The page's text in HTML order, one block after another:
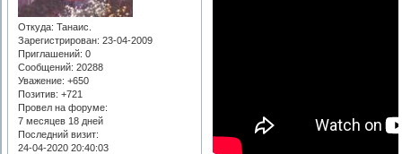
Откуда: Танаис.
Зарегистрирован: 23-04-2009
Приглашений: 0
Сообщений: 20288
Уважение: +650
Позитив: +721
Провел на форуме:
7 месяцев 18 дней
Последний визит:
24-04-2020 20:40:03